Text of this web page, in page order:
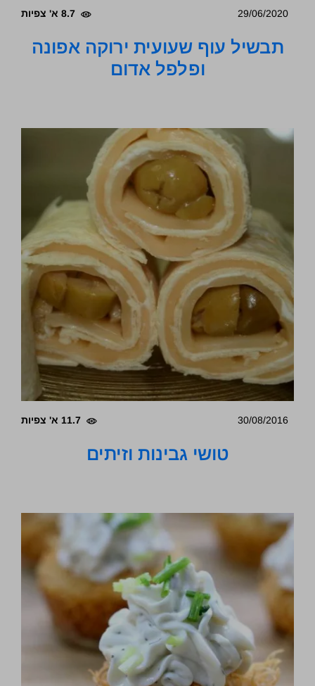
29/06/2020 8.7 א' צפיות
תבשיל עוף שעועית ירוקה אפונה
ופלפל אדום
30/08/2016 11.7 א' צפיות
טושי גבינות וזיתים